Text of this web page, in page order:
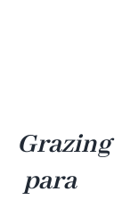
Grazing
para